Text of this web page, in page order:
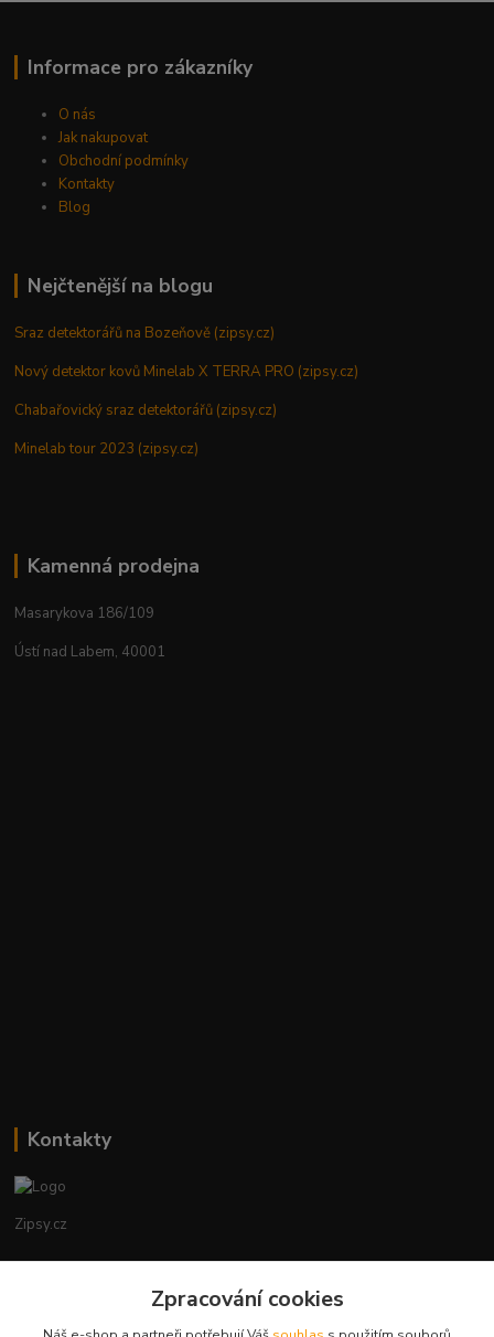
Informace pro zákazníky
O nás
Jak nakupovat
Obchodní podmínky
Kontakty
Blog
Nejčtenější na blogu
Sraz detektorářů na Bozeňově (zipsy.cz)
Nový detektor kovů Minelab X TERRA PRO (zipsy.cz)
Chabařovický sraz detektorářů (zipsy.cz)
Minelab tour 2023 (zipsy.cz)
Kamenná prodejna
Masarykova 186/109
Ústí nad Labem, 40001
Kontakty
Zipsy.cz
+420774877333
Zpracování cookies